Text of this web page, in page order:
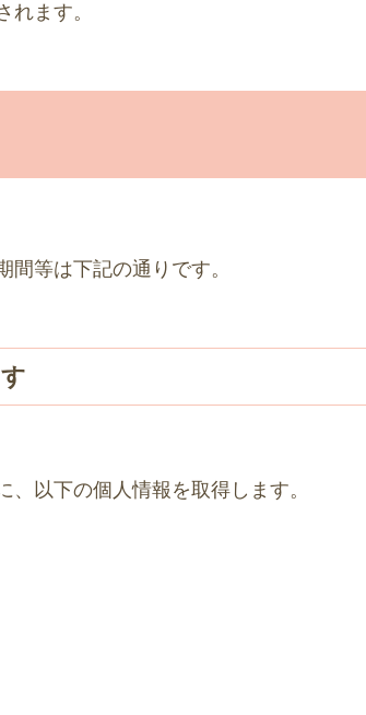
ます。
等は下記の通りです。
以下の個人情報を取得します。